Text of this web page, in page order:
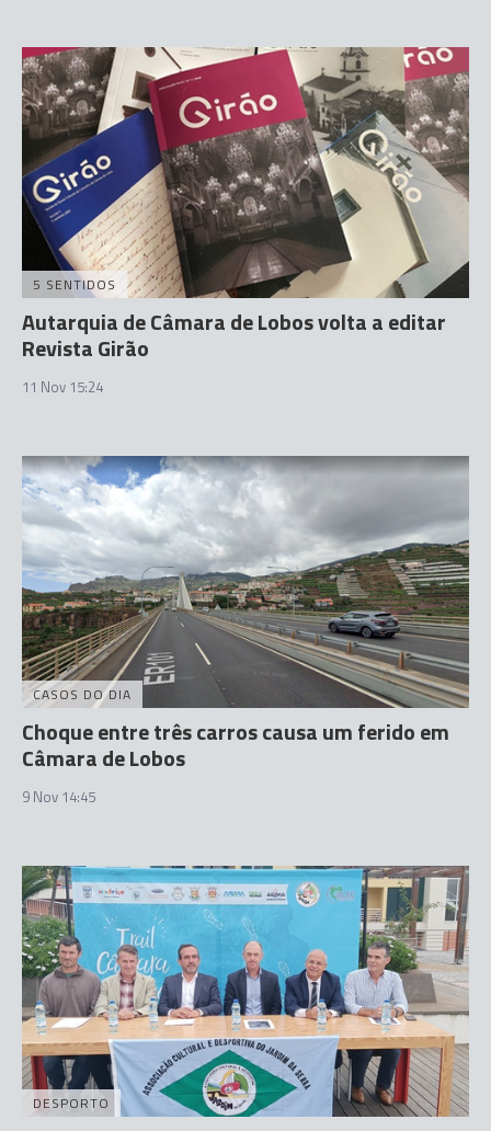
5 SENTIDOS
Autarquia de Câmara de Lobos volta a editar
Revista Girão
11 Nov 15:24
CASOS DO DIA
Choque entre três carros causa um ferido em
Câmara de Lobos
9 Nov 14:45
DESPORTO